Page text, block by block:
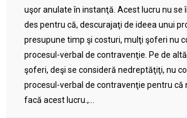
uşor anulate în instanţă. Acest lucru nu se
des pentru că, descurajaţi de ideea unui
presupune timp şi costuri, mulţi şoferi nu
procesul-verbal de contravenţie. Pe de
şoferi, deşi se consideră nedreptăţiţi, nu
procesul-verbal de contravenţie pentru că
facă acest lucru.,...